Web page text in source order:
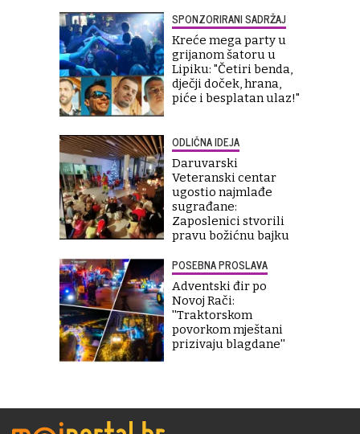
SPONZORIRANI SADRŽAJ
Kreće mega party u
grijanom šatoru u
Lipiku: "Četiri benda,
dječji doček, hrana,
piće i besplatan ulaz!"
ODLIČNA IDEJA
Daruvarski
Veteranski centar
ugostio najmlađe
sugrađane:
Zaposlenici stvorili
pravu božićnu bajku
POSEBNA PROSLAVA
Adventski đir po
Novoj Rači:
''Traktorskom
povorkom mještani
prizivaju blagdane''